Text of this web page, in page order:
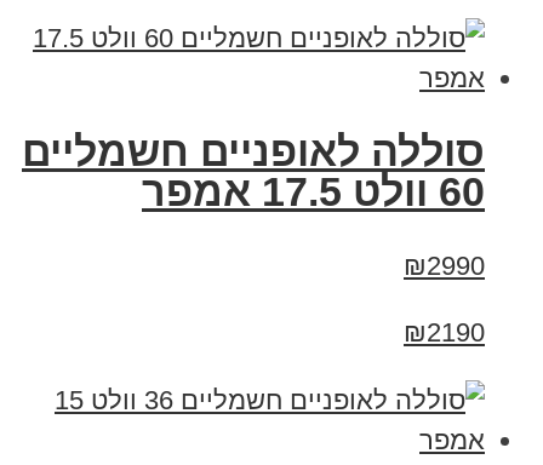
סוללה לאופניים חשמליים
60 וולט 17.5 אמפר
₪2990
₪2190